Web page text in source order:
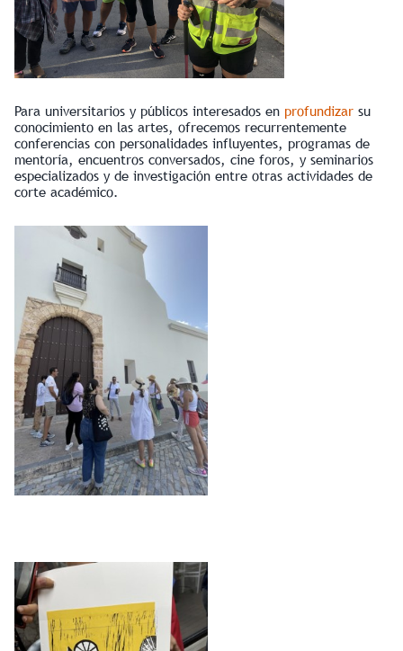
Para universitarios y públicos interesados en profundizar su
conocimiento en las artes, ofrecemos recurrentemente
conferencias con personalidades influyentes, programas de
mentoría, encuentros conversados, cine foros, y seminarios
especializados y de investigación entre otras actividades de
corte académico.